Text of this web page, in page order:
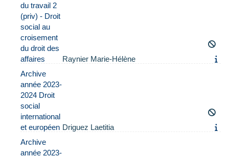
du travail 2
(priv) - Droit
social au
croisement
du droit des
affaires
Raynier Marie-Hélène
Archive
année 2023-
2024 Droit
social
international
et européen Driguez Laetitia
Archive
année 2023-